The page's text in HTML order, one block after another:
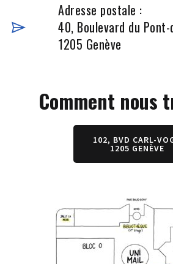
Adresse postale :
40, Boulevard du Pont-
1205 Genève
Comment nous
102, BVD CARL-
1205 GENÈVE